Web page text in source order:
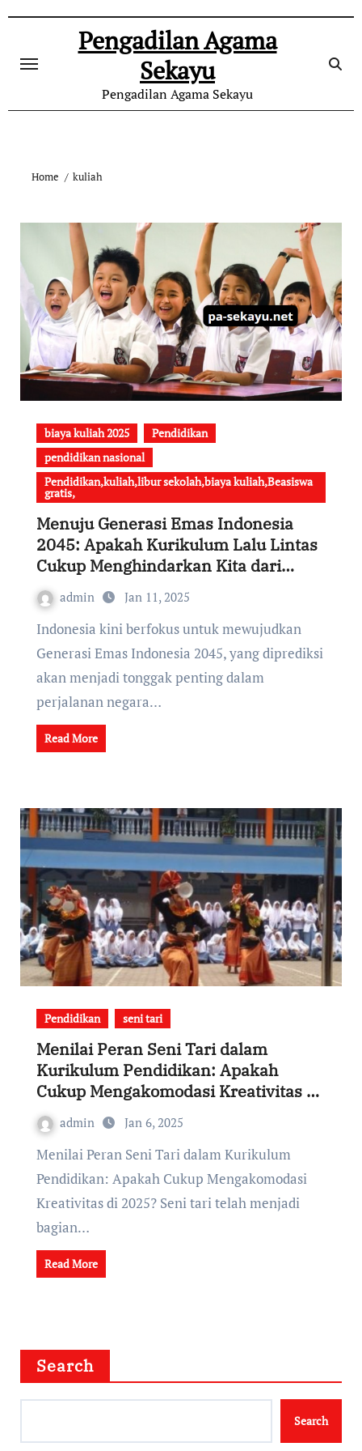
content
Pengadilan Agama
Sekayu
Pengadilan Agama Sekayu
Home kuliah
biaya kuliah 2025
Pendidikan
pendidikan nasional
Pendidikan,kuliah,libur sekolah,biaya kuliah,Beasiswa
gratis,
Menuju Generasi Emas Indonesia
2045: Apakah Kurikulum Lalu Lintas
Cukup Menghindarkan Kita dari
Kecelakaan Sejarah?
admin Jan 11, 2025
Indonesia kini berfokus untuk mewujudkan
Generasi Emas Indonesia 2045, yang diprediksi
akan menjadi tonggak penting dalam
perjalanan negara…
Read More
Pendidikan seni tari
Menilai Peran Seni Tari dalam
Kurikulum Pendidikan: Apakah
Cukup Mengakomodasi Kreativitas di
2025?admin Jan 6, 2025
Menilai Peran Seni Tari dalam Kurikulum
Pendidikan: Apakah Cukup Mengakomodasi
Kreativitas di 2025? Seni tari telah menjadi
bagian…
Read More
Search
Search